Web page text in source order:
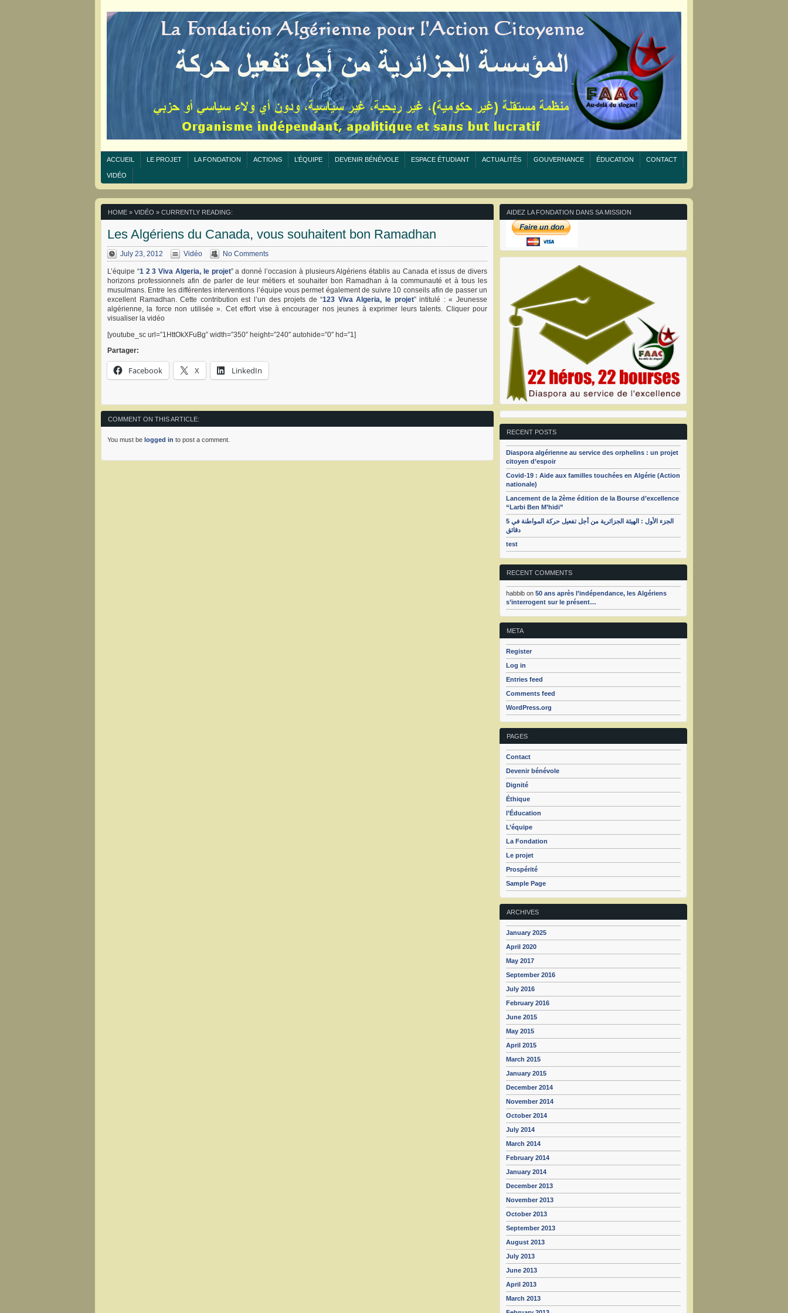
ACCUEIL LE PROJET LA FONDATION ACTIONS L’ÉQUIPE DEVENIR BÉNÉVOLE ESPACE ÉTUDIANT ACTUALITÉS GOUVERNANCE ÉDUCATION CONTACT
VIDÉO
HOME » VIDÉO » CURRENTLY READING:
Les Algériens du Canada, vous souhaitent bon Ramadhan
July 23, 2012 Vidéo No Comments
L’équipe “1 2 3 Viva Algeria, le projet” a donné l’occasion à plusieurs Algériens établis au Canada et issus de divers
horizons professionnels afin de parler de leur métiers et souhaiter bon Ramadhan à la communauté et à tous les
musulmans. Entre les différentes interventions l’équipe vous permet également de suivre 10 conseils afin de passer un
excellent Ramadhan. Cette contribution est l’un des projets de “123 Viva Algeria, le projet” intitulé : « Jeunesse
algérienne, la force non utilisée ». Cet effort vise à encourager nos jeunes à exprimer leurs talents. Cliquer pour
visualiser la vidéo
[youtube_sc url=”1HttOkXFuBg” width=”350″ height=”240″ autohide=”0″ hd=”1]
Partager:
Facebook X LinkedIn
COMMENT ON THIS ARTICLE:
You must be logged in to post a comment.
AIDEZ LA FONDATION DANS SA MISSION
RECENT POSTS
Diaspora algérienne au service des orphelins : un projet
citoyen d’espoir
Covid-19 : Aide aux familles touchées en Algérie (Action
nationale)
Lancement de la 2ème édition de la Bourse d’excellence
“Larbi Ben M’hidi”
الجزء الأول : الهيئة الجزائرية من أجل تفعيل حركة المواطنة في 5
دقائق
test
RECENT COMMENTS
habbib on 50 ans après l’indépendance, les Algériens
s’interrogent sur le présent…
META
Register
Log in
Entries feed
Comments feed
WordPress.org
PAGES
Contact
Devenir bénévole
Dignité
Éthique
l’Éducation
L’équipe
La Fondation
Le projet
Prospérité
Sample Page
ARCHIVES
January 2025
April 2020
May 2017
September 2016
July 2016
February 2016
June 2015
May 2015
April 2015
March 2015
January 2015
December 2014
November 2014
October 2014
July 2014
March 2014
February 2014
January 2014
December 2013
November 2013
October 2013
September 2013
August 2013
July 2013
June 2013
April 2013
March 2013